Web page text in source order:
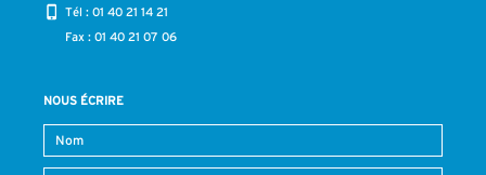
Tél : 01 40 21 14 21
Fax : 01 40 21 07 06
NOUS ÉCRIRE